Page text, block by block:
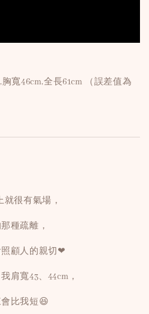
寬46cm,全長61cm （誤差值為
很有氣場，
種疏離，
顧人的親切❤
肩寬43、44cm，
比我短😆